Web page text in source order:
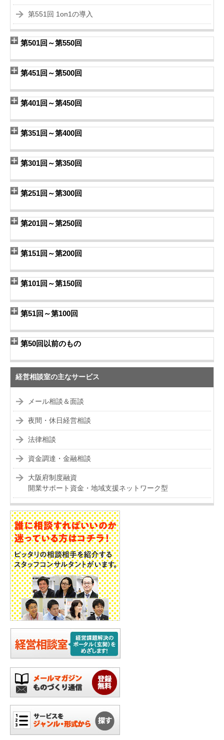
第551回 1on1の導入
第501回～第550回
第451回～第500回
第401回～第450回
第351回～第400回
第301回～第350回
第251回～第300回
第201回～第250回
第151回～第200回
第101回～第150回
第51回～第100回
第50回以前のもの
経営相談室の主なサービス
メール相談＆面談
夜間・休日経営相談
法律相談
資金調達・金融相談
大阪府制度融資
開業サポート資金・地域支援ネットワーク型